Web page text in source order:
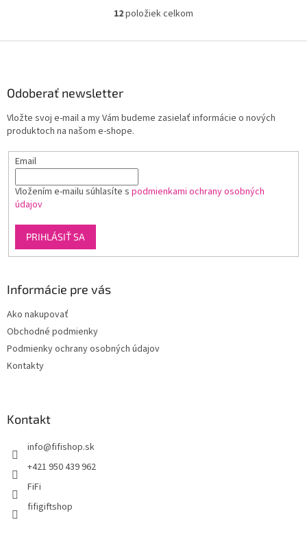
O
l
e
r
y
s
12položiek celkom
Odoberať newsletter
Vložte svoj e-mail a my Vám budeme zasielať informácie o nových
produktoch na našom e-shope.
Email
Vložením e-mailu súhlasíte s podmienkami ochrany osobných
údajov
PRIHLÁSIŤ SA
Informácie pre vás
Ako nakupovať
Obchodné podmienky
Podmienky ochrany osobných údajov
Kontakty
Kontakt
info@fifishop.sk
+421 950 439 962
FiFi
fifigiftshop